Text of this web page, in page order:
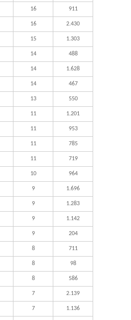
16 911
16 2.430
15 1.303
14 488
14 1.628
14 467
13 550
11 1.201
11 953
11 785
11 719
10 964
9 1.696
9 1.283
9 1.142
9 204
8 711
8 98
8 586
7 2.139
7 1.136